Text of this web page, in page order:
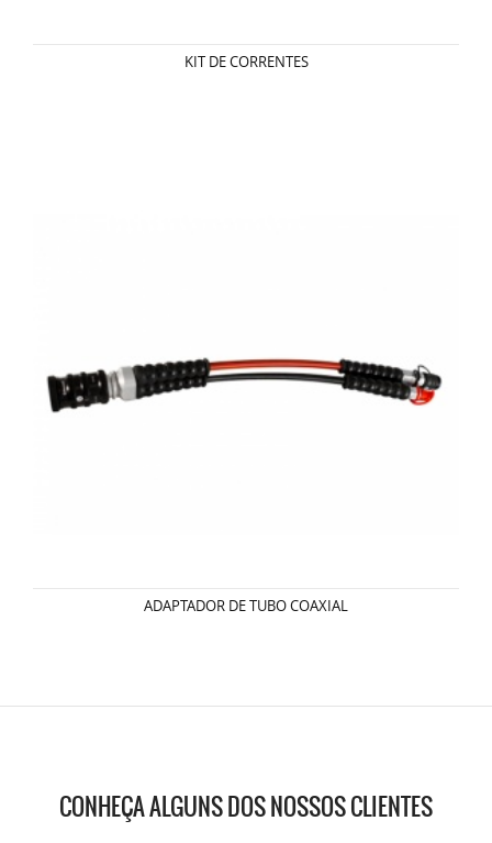
KIT DE CORRENTES
ADAPTADOR DE TUBO COAXIAL
CONHEÇA ALGUNS DOS NOSSOS CLIENTES